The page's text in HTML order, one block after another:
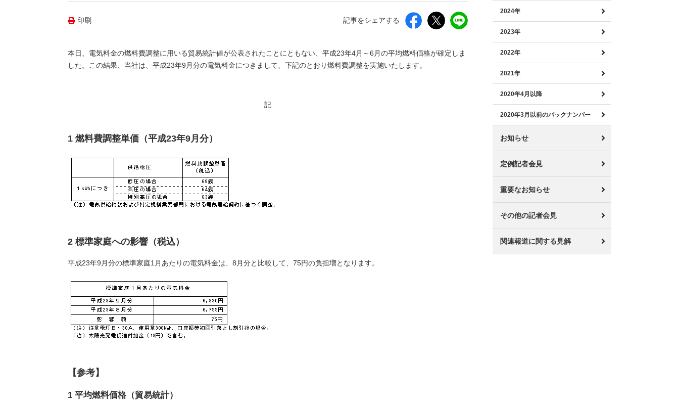
印刷 記事をシェアする
本日、電気料金の燃料費調整に用いる貿易統計値が公表されたことにともない、平成23年4月～6月の平均燃料価格が確定しま
した。この結果、当社は、平成23年9月分の電気料金につきまして、下記のとおり燃料費調整を実施いたします。
記
1 燃料費調整単価（平成23年9月分）
2 標準家庭への影響（税込）
平成23年9月分の標準家庭1月あたりの電気料金は、8月分と比較して、75円の負担増となります。
【参考】
1 平均燃料価格（貿易統計）
2024年
2023年
2022年
2021年
2020年4月以降
2020年3月以前のバックナンバー
お知らせ
定例記者会見
重要なお知らせ
その他の記者会見
関連報道に関する見解